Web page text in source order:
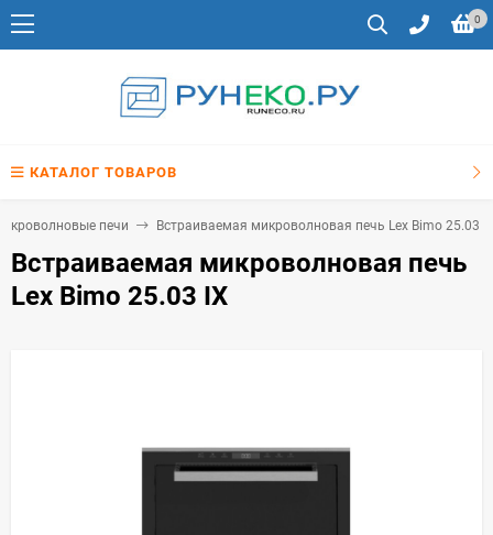
0
КАТАЛОГ ТОВАРОВ
печи Встраиваемая микроволновая печь Lex Bimo 25.03
Встраиваемая микроволновая печь
Lex Bimo 25.03 IX